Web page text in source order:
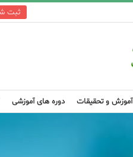
ثبت
آموزش و تحقیقات دوره های آموزشی